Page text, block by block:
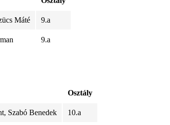
Máté 9.a
9.a
Osztály
Szabó Benedek 10.a